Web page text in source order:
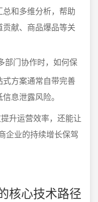
和多维分析，帮助
献、商品爆品等关
部门协作时，如何保
方案通常自带完善
息泄露风险。
升运营效率，还能让
企业的持续增长保驾
核心技术路径